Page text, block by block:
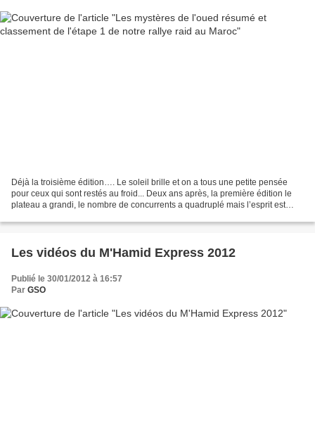
Déjà la troisième édition…. Le soleil brille et on a tous une petite pensée
pour ceux qui sont restés au froid... Deux ans après, la première édition le
plateau a grandi, le nombre de concurrents a quadruplé mais l’esprit est
Les vidéos du M'Hamid Express 2012
Publié le 30/01/2012 à 16:57
Par GSO